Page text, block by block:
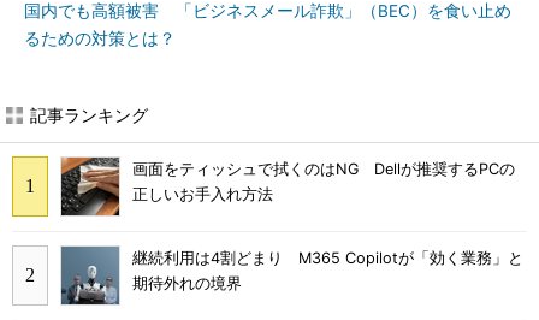
国内でも高額被害 「ビジネスメール詐欺」（BEC）を食い止め
るための対策とは？
記事ランキング
画面をティッシュで拭くのはNG Dellが推奨するPCの
正しいお手入れ方法
継続利用は4割どまり M365 Copilotが「効く業務」と
期待外れの境界